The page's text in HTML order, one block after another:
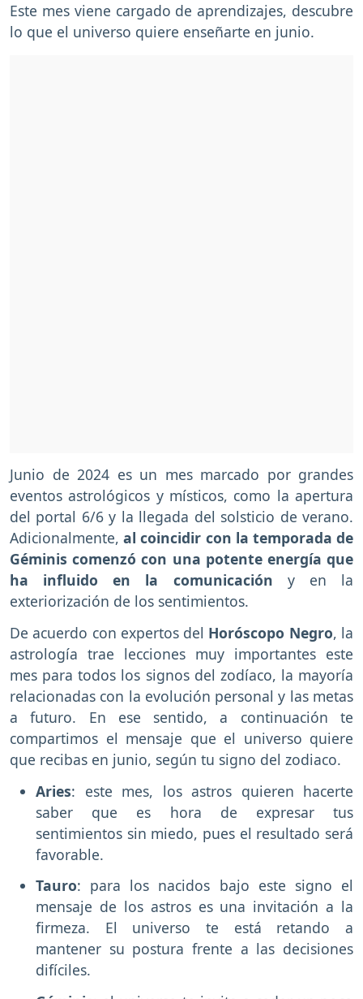
Este mes viene cargado de aprendizajes, descubre
lo que el universo quiere enseñarte en junio.
Junio de 2024 es un mes marcado por grandes
eventos astrológicos y místicos, como la apertura
del portal 6/6 y la llegada del solsticio de verano.
Adicionalmente,al coincidir con la temporada de
Géminis comenzó con una potente energía que
ha influido en la comunicación y en la
exteriorización de los sentimientos.
De acuerdo con expertos del Horóscopo Negro, la
astrología trae lecciones muy importantes este
mes para todos los signos del zodíaco, la mayoría
relacionadas con la evolución personal y las metas
a futuro. En ese sentido, a continuación te
compartimos el mensaje que el universo quiere
que recibas en junio, según tu signo del zodiaco.
Aries: este mes, los astros quieren hacerte
saber que es hora de expresar tus
sentimientos sin miedo, pues el resultado será
favorable.
Tauro: para los nacidos bajo este signo el
mensaje de los astros es una invitación a la
firmeza. El universo te está retando a
mantener su postura frente a las decisiones
difíciles.